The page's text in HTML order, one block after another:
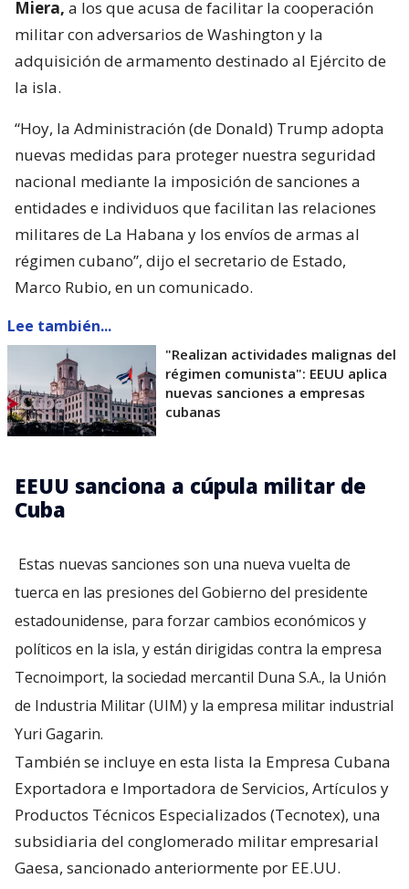
Miera, a los que acusa de facilitar la cooperación
militar con adversarios de Washington y la
adquisición de armamento destinado al Ejército de
la isla.
“Hoy, la Administración (de Donald) Trump adopta
nuevas medidas para proteger nuestra seguridad
nacional mediante la imposición de sanciones a
entidades e individuos que facilitan las relaciones
militares de La Habana y los envíos de armas al
régimen cubano”, dijo el secretario de Estado,
Marco Rubio, en un comunicado.
Lee también...
"Realizan actividades malignas del
régimen comunista": EEUU aplica
nuevas sanciones a empresas
cubanas
EEUU sanciona a cúpula militar de
Cuba
Estas nuevas sanciones son una nueva vuelta de
tuerca en las presiones del Gobierno del presidente
estadounidense, para forzar cambios económicos y
políticos en la isla, y están dirigidas contra la empresa
Tecnoimport, la sociedad mercantil Duna S.A., la Unión
de Industria Militar (UIM) y la empresa militar industrial
Yuri Gagarin.
También se incluye en esta lista la Empresa Cubana
Exportadora e Importadora de Servicios, Artículos y
Productos Técnicos Especializados (Tecnotex), una
subsidiaria del conglomerado militar empresarial
Gaesa, sancionado anteriormente por EE.UU.